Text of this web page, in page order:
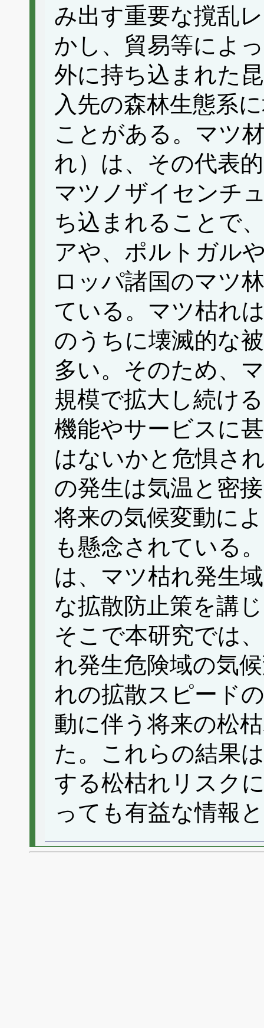
み出す重要な撹乱
かし、貿易等によ
外に持ち込まれた
入先の森林生態系
ことがある。マツ
れ）は、その代表
マツノザイセンチ
ち込まれることで
アや、ポルトガル
ロッパ諸国のマツ
ている。マツ枯れ
のうちに壊滅的な
多い。そのため、
規模で拡大し続け
機能やサービスに
はないかと危惧さ
の発生は気温と密
将来の気候変動に
も懸念されている
は、マツ枯れ発生
な拡散防止策を講
そこで本研究では
れ発生危険域の気
れの拡散スピード
動に伴う将来の松
た。これらの結果
する松枯れリスク
っても有益な情報